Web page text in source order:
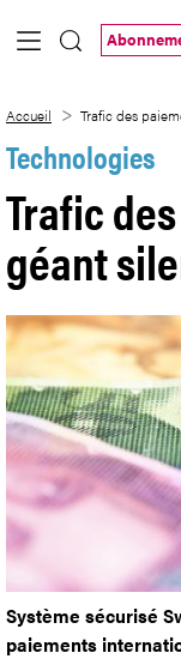
Saut au contenu
Accueil Trafic des
Technologies
Trafic
géant
Système sécurisé
paiements